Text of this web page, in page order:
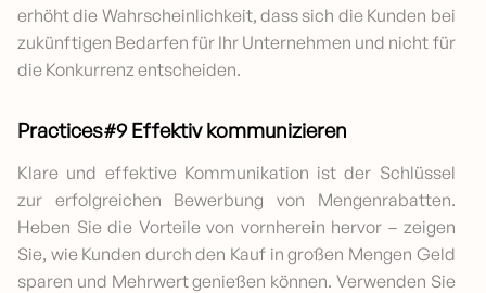
erhöht die Wahrscheinlichkeit, dass sich die Kunden bei
zukünftigen Bedarfen für Ihr Unternehmen und nicht für
die Konkurrenz entscheiden.
Practices#9 Effektiv kommunizieren
Klare und effektive Kommunikation ist der Schlüssel
zur erfolgreichen Bewerbung von Mengenrabatten.
Heben Sie die Vorteile von vornherein hervor – zeigen
Sie, wie Kunden durch den Kauf in großen Mengen Geld
sparen und Mehrwert genießen können. Verwenden Sie